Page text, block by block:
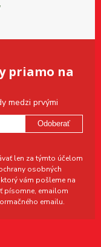
priamo na
medzi prvými
Odoberať
len za týmto účelom
osobných
vám pošleme na
písomne, emailom
emailu.